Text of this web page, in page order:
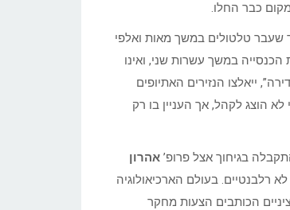
כבר החלו.
האתיופית, הספר הקדוש מוחזק בכנסיה זו מאז 1960, לאחר שעבר טלטולים במשך מאות ואלפי
במשך עשרות שני, ואינו
ייאלצו הנזירים האתיופים
הוצג לקהל, אך העניין בו רק
בגיחוך אצל פרופ’ אהרון
רלבנטיים. בעולם הארכיאולוגיה
הכותבים הצעות מחקר